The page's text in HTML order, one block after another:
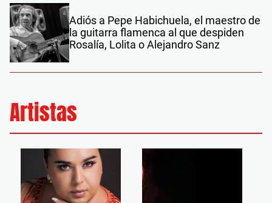
Adiós a Pepe Habichuela, el maestro de
la guitarra flamenca al que despiden
Rosalía, Lolita o Alejandro Sanz
Artistas